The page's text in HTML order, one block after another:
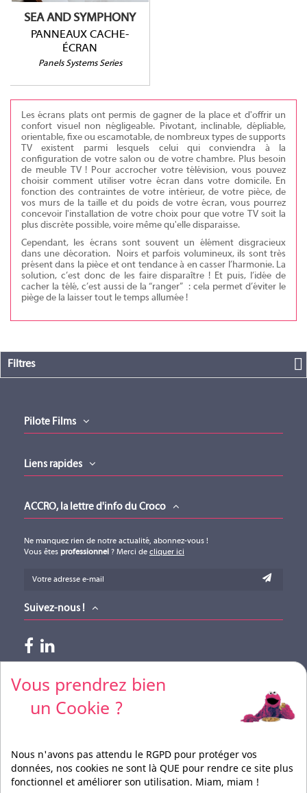
SEA AND SYMPHONY
PANNEAUX CACHE-
ÉCRAN
Panels Systems Series
Les écrans plats ont permis de gagner de la place et d'offrir un
confort visuel non négligeable. Pivotant, inclinable, dépliable,
orientable, fixe ou escamotable, de nombreux types de supports
TV existent parmi lesquels celui qui conviendra à la
configuration de votre salon ou de votre chambre. Plus besoin
de meuble TV ! Pour accrocher votre télévision, vous pouvez
choisir comment utiliser votre écran dans votre domicile. En
fonction des contraintes de votre intérieur, de votre pièce, de
vos murs de la taille et du poids de votre écran, vous pourrez
concevoir l'installation de votre choix pour que votre TV soit la
plus discrète possible, voire même qu'elle disparaisse.
Cependant, les écrans sont souvent un élément disgracieux
dans une décoration. Noirs et parfois volumineux, ils sont très
présent dans la pièce et ont tendance à en casser l’harmonie. La
solution, c’est donc de les faire disparaître ! Et puis, l’idée de
cacher la télé, c’est aussi de la “ranger” : cela permet d’éviter le
piège de la laisser tout le temps allumée !
Filtres
Pilote Films
Liens rapides
Vous prendrez bien
un Cookie ?
Nous n'avons pas attendu le RGPD pour protéger vos
données, nos cookies ne sont là QUE pour rendre ce site plus
fonctionnel et améliorer son utilisation. Miam, miam !
ACCRO, la lettre d'info du Croco
Ne manquez rien de notre actualité, abonnez-vous !
Vous êtes professionnel ? Merci de cliquer ici
Suivez-nous !
Paiements acceptés
Pour vos règlements par CB, merci de nous contacter